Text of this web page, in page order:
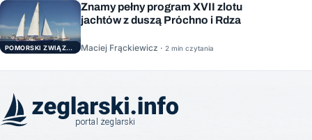
POMORSKI ZWIĄZEK ŻEGLARSKI
Znamy pełny program XVII zlotu
jachtów z duszą Próchno i Rdza
Maciej Frąckiewicz · 2 min czytania